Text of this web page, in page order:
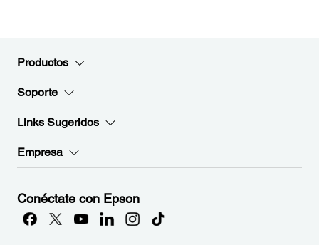
Productos
Soporte
Links Sugeridos
Empresa
Conéctate con Epson